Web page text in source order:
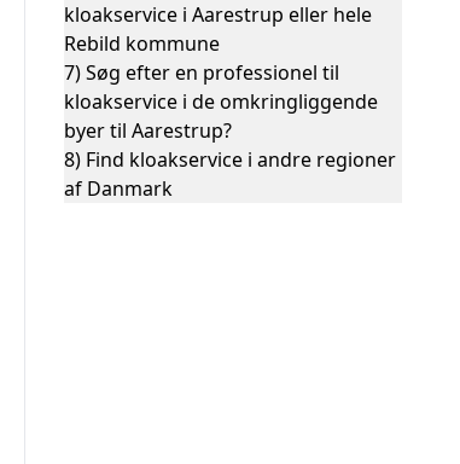
kloakservice i Aarestrup eller hele
Rebild kommune
7)Søg efter en professionel til
kloakservice i de omkringliggende
byer til Aarestrup?
8) Find kloakservice i andre regioner
af Danmark